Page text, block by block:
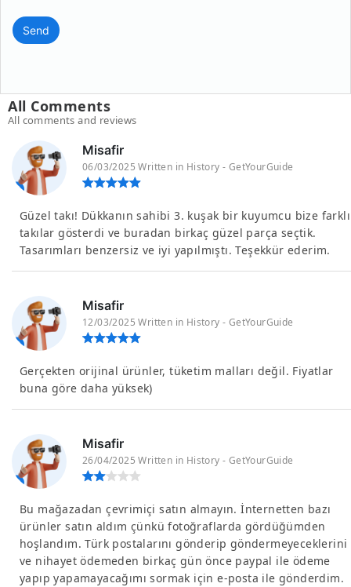
Send
All Comments
All comments and reviews
Misafir
06/03/2025 Written in History - GetYourGuide
Güzel takı! Dükkanın sahibi 3. kuşak bir kuyumcu bize farklı
takılar gösterdi ve buradan birkaç güzel parça seçtik.
Tasarımları benzersiz ve iyi yapılmıştı. Teşekkür ederim.
Misafir
12/03/2025 Written in History - GetYourGuide
Gerçekten orijinal ürünler, tüketim malları değil. Fiyatlar
buna göre daha yüksek)
Misafir
26/04/2025 Written in History - GetYourGuide
Bu mağazadan çevrimiçi satın almayın. İnternetten bazı
ürünler satın aldım çünkü fotoğraflarda gördüğümden
hoşlandım. Türk postalarını gönderip göndermeyeceklerini
ve nihayet ödemeden birkaç gün önce paypal ile ödeme
yapıp yapamayacağımı sormak için e-posta ile gönderdim.